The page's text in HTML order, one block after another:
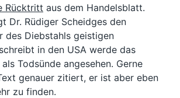
Rücktritt aus dem Handelsblatt.
Dr. Rüdiger Scheidges den
des Diebstahls geistigen
in den USA werde das
Todsünde angesehen. Gerne
genauer zitiert, er ist aber eben
zu finden.